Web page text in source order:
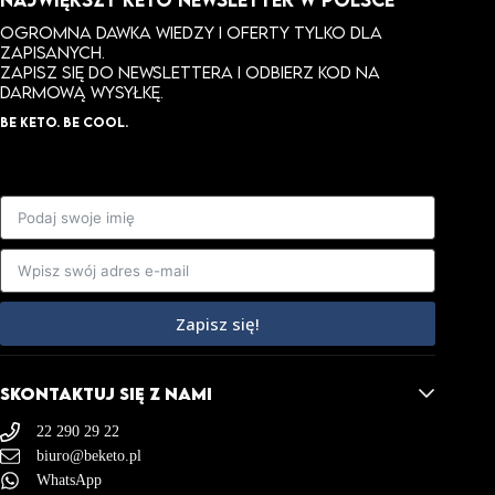
Ogromna dawka wiedzy i oferty tylko dla
zapisanych.
ZAPISZ SIĘ DO NEWSLETTERA I ODBIERZ KOD NA
DARMOWĄ WYSYŁKĘ.
BE KETO. BE COOL.
Zapisz się!
SKONTAKTUJ SIĘ Z NAMI
22 290 29 22
biuro@beketo.pl
WhatsApp